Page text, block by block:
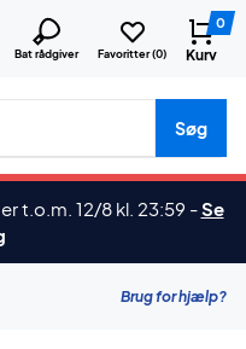
Bat rådgiver Favoritter (0)
0
Kurv
etc.
Søg
t.o.m. 12/8 kl. 23:59 -Se
Brug for hjælp?